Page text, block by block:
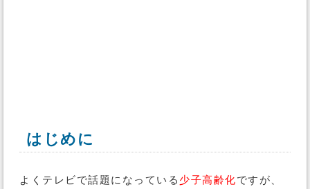
はじめに
よくテレビで話題になっている 少子高齢化ですが、